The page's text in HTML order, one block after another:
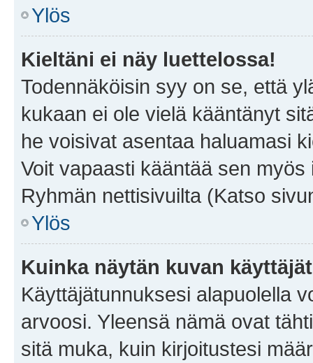
Ylös
Kieltäni ei näy luettelossa!
Todennäköisin syy on se, että
kukaan ei ole vielä kääntänyt
he voisivat asentaa haluamasi
Voit vapaasti kääntää sen
Ryhmän nettisivuilta (Katso
Ylös
Kuinka näytän kuvan
Käyttäjätunnuksesi alapuolella
arvoosi. Yleensä nämä ovat
sitä muka, kuin kirjoitustesi